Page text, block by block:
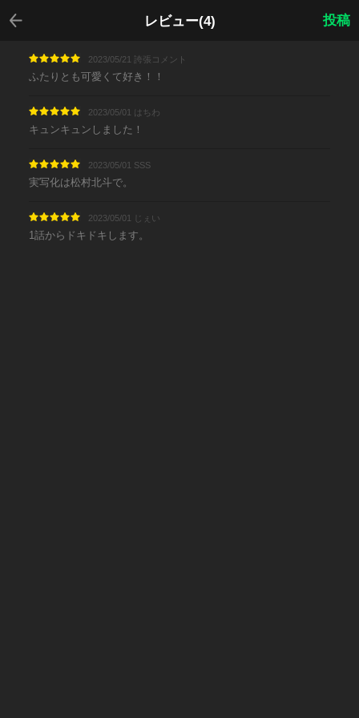
レビュー(4)
戻る
投稿
2023/05/21 誇張コメント
ふたりとも可愛くて好き！！
2023/05/01 はちわ
キュンキュンしました！
2023/05/01 SSS
実写化は松村北斗で。
2023/05/01 じぇい
1話からドキドキします。